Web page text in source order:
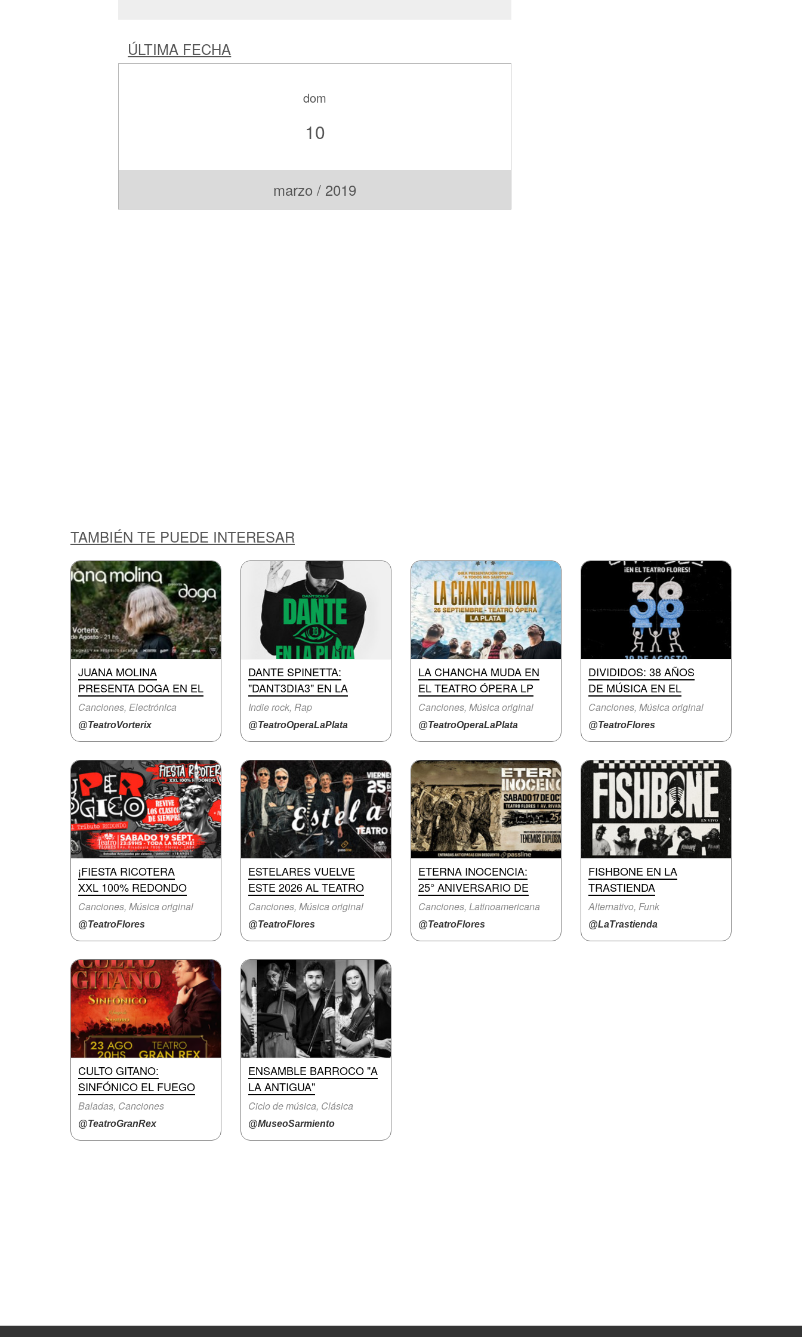
ÚLTIMA FECHA
dom
10
marzo / 2019
TAMBIÉN TE PUEDE INTERESAR
JUANA MOLINA
PRESENTA DOGA EN EL
Canciones, Electrónica
@TeatroVorterix
DANTE SPINETTA:
"DANT3DIA3" EN LA
Indie rock, Rap
@TeatroOperaLaPlata
LA CHANCHA MUDA EN
EL TEATRO ÓPERA LP
Canciones, Música original
@TeatroOperaLaPlata
DIVIDIDOS: 38 AÑOS
DE MÚSICA EN EL
Canciones, Música original
@TeatroFlores
¡FIESTA RICOTERA
XXL 100% REDONDO
Canciones, Música original
@TeatroFlores
ESTELARES VUELVE
ESTE 2026 AL TEATRO
Canciones, Música original
@TeatroFlores
ETERNA INOCENCIA:
25° ANIVERSARIO DE
Canciones, Latinoamericana
@TeatroFlores
FISHBONE EN LA
TRASTIENDA
Alternativo, Funk
@LaTrastienda
CULTO GITANO:
SINFÓNICO EL FUEGO
Baladas, Canciones
@TeatroGranRex
ENSAMBLE BARROCO "A
LA ANTIGUA"
Ciclo de música, Clásica
@MuseoSarmiento